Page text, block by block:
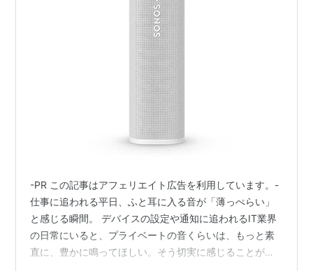
-PR この記事はアフェリエイト広告を利用しています。-
仕事に追われる平日、ふと耳に入る音が「薄っぺらい」
と感じる瞬間。 デバイスの設定や通知に追われるIT業界
の日常にいると、プライベートの音くらいは、もっと素
直に、豊かに鳴ってほしい。そう切実に感じることがあ